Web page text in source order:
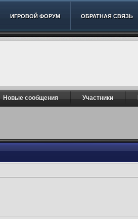
ИГРОВОЙ ФОРУМ ОБРАТНАЯ СВЯЗЬ
Новые сообщения Участники